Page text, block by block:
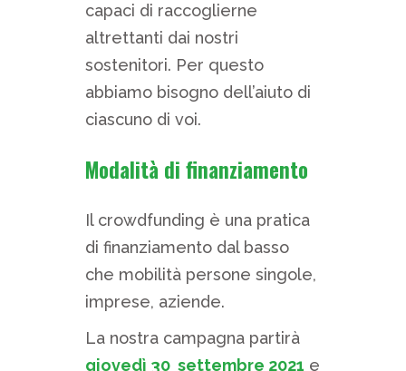
capaci di raccoglierne
altrettanti dai nostri
sostenitori. Per questo
abbiamo bisogno dell’aiuto di
ciascuno di voi.
Modalità di finanziamento
Il crowdfunding è una pratica
di finanziamento dal basso
che mobilità persone singole,
imprese, aziende.
La nostra campagna partirà
giovedì 30 settembre 2021 e